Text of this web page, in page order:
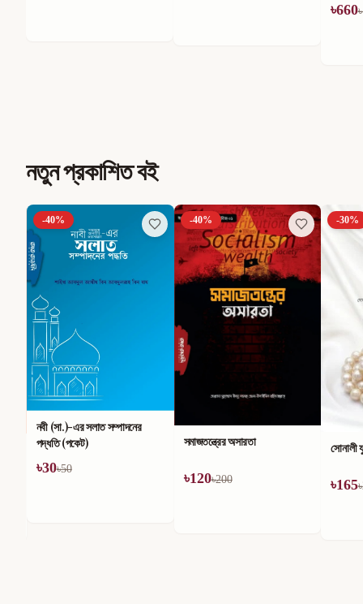
৳660৳
নতুন প্রকাশিত বই
-40%
নবী (সা.)-এর সলাত সম্পাদনের
পদ্ধতি (পকেট)
৳30৳50
-40%
সমাজতন্ত্রের অসারতা
৳120৳200
-30%
সোনালী
৳165৳